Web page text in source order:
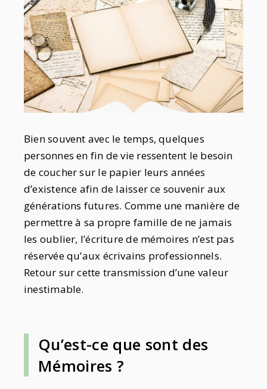
Bien souvent avec le temps, quelques
personnes en fin de vie ressentent le besoin
de coucher sur le papier leurs années
d’existence afin de laisser ce souvenir aux
générations futures. Comme une manière de
permettre à sa propre famille de ne jamais
les oublier, l’écriture de mémoires n’est pas
réservée qu’aux écrivains professionnels.
Retour sur cette transmission d’une valeur
inestimable.
Qu’est-ce que sont des
Mémoires ?